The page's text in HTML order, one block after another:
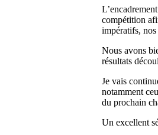
compétition
impératifs,
Nous avons
résultats
Je vais
notamment
du prochain
Un excellent